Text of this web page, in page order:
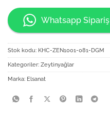
Whatsapp Sipariş
Stok kodu: KHC-ZEN1001-081-DGM
Kategoriler: Zeytinyağlar
Marka: Elsanat